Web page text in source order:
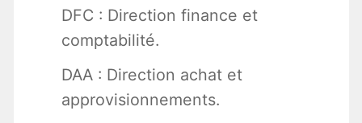
DFC : Direction finance et
comptabilité.
DAA : Direction achat et
approvisionnements.